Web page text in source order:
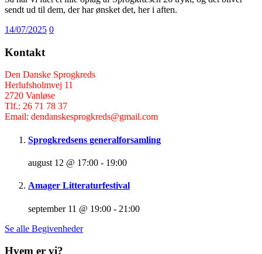
sendt ud til dem, der har ønsket det, her i aften.
14/07/2025 0
Kontakt
Den Danske Sprogkreds
Herlufsholmvej 11
2720 Vanløse
Tlf.: 26 71 78 37
Email: dendanskesprogkreds@gmail.com
Sprogkredsens generalforsamling
august 12 @ 17:00 - 19:00
Amager Litteraturfestival
september 11 @ 19:00 - 21:00
Se alle Begivenheder
Hvem er vi?